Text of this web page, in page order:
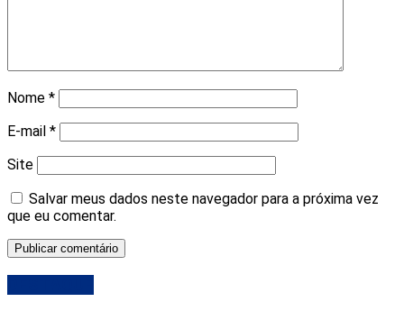
Nome *
E-mail *
Site
Salvar meus dados neste navegador para a próxima vez
que eu comentar.